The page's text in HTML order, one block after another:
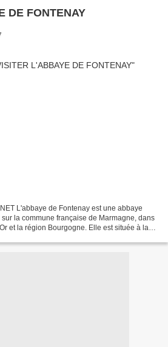
DE FONTENAY
L'abbaye de Fontenay est une abbaye
la commune française de Marmagne, dans
et la région Bourgogne. Elle est située à la